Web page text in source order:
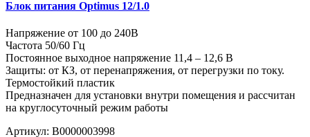
Блок питания Optimus 12/1.0
Напряжение от 100 до 240В
Частота 50/60 Гц
Постоянное выходное напряжение 11,4 – 12,6 В
Защиты: от КЗ, от перенапряжения, от перегрузки по току.
Термостойкий пластик
Предназначен для установки внутри помещения и рассчитан
на круглосуточный режим работы
Артикул: В0000003998